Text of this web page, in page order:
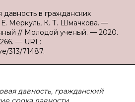
в гражданских
Меркуль, К. Т. Шмачкова. —
// Молодой ученый. — 2020.
— URL:
313/71487.
давность, гражданский